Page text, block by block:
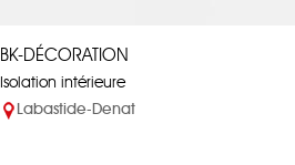
BK-DÉCORATION
Isolation intérieure
Labastide-Denat